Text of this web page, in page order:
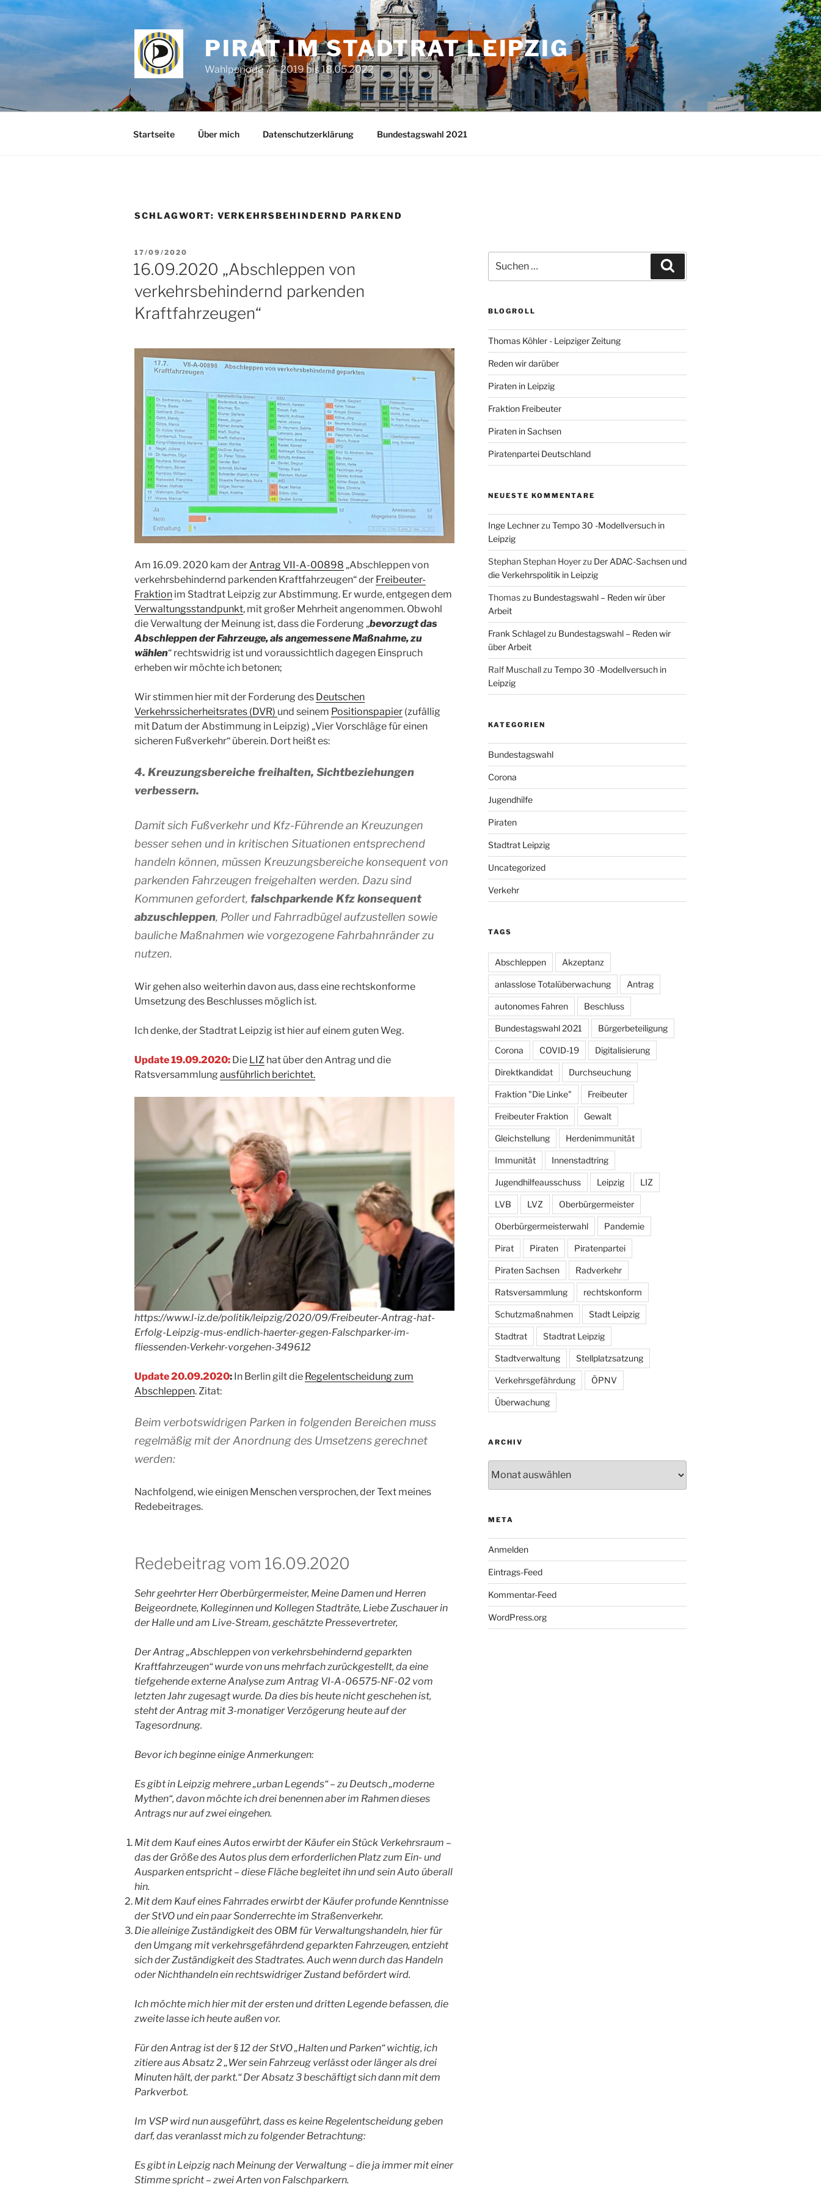
Zum
springen
PIRAT IM STADTRAT LEIPZIG
Wahlperiode 7 – 2019 bis 18.05.2022
Startseite Über mich Datenschutzerklärung Bundestagswahl 2021
SCHLAGWORT: VERKEHRSBEHINDERND PARKEND
VERÖFFENTLICHT
AM
17/09/2020
16.09.2020 „Abschleppen von
verkehrsbehindernd parkenden
Kraftfahrzeugen“
Am 16.09. 2020 kam derAntrag VII-A-00898 „Abschleppen von
verkehrsbehindernd parkenden Kraftfahrzeugen“ der Freibeuter-
Fraktion im Stadtrat Leipzig zur Abstimmung. Er wurde, entgegen dem
Verwaltungsstandpunkt, mit großer Mehrheit angenommen. Obwohl
die Verwaltung der Meinung ist, dass die Forderung „bevorzugt das
Abschleppen der Fahrzeuge, als angemessene Maßnahme, zu
wählen“ rechtswidrig ist und voraussichtlich dagegen Einspruch
erheben wir möchte ich betonen;
Wir stimmen hier mit der Forderung des Deutschen
Verkehrssicherheitsrates (DVR) und seinem Positionspapier (zufällig
mit Datum der Abstimmung in Leipzig) „Vier Vorschläge für einen
sicheren Fußverkehr“ überein. Dort heißt es:
4. Kreuzungsbereiche freihalten, Sichtbeziehungen
verbessern.
Damit sich Fußverkehr und Kfz-Führende an Kreuzungen
besser sehen und in kritischen Situationen entsprechend
handeln können, müssen Kreuzungsbereiche konsequent von
parkenden Fahrzeugen freigehalten werden. Dazu sind
Kommunen gefordert, falschparkende Kfz konsequent
abzuschleppen, Poller und Fahrradbügel aufzustellen sowie
bauliche Maßnahmen wie vorgezogene Fahrbahnränder zu
nutzen.
Wir gehen also weiterhin davon aus, dass eine rechtskonforme
Umsetzung des Beschlusses möglich ist.
Ich denke, der Stadtrat Leipzig ist hier auf einem guten Weg.
Update 19.09.2020: Die LIZ hat über den Antrag und die
Ratsversammlung ausführlich berichtet.
https://www.l-iz.de/politik/leipzig/2020/09/Freibeuter-Antrag-hat-
Erfolg-Leipzig-mus-endlich-haerter-gegen-Falschparker-im-
fliessenden-Verkehr-vorgehen-349612
Update 20.09.2020: In Berlin gilt die Regelentscheidung zum
Abschleppen. Zitat:
Beim verbotswidrigen Parken in folgenden Bereichen muss
regelmäßig mit der Anordnung des Umsetzens gerechnet
werden:
Nachfolgend, wie einigen Menschen versprochen, der Text meines
Redebeitrages.
Redebeitrag vom 16.09.2020
Sehr geehrter Herr Oberbürgermeister, Meine Damen und Herren
Beigeordnete, Kolleginnen und Kollegen Stadträte, Liebe Zuschauer in
der Halle und am Live-Stream, geschätzte Pressevertreter,
Der Antrag „Abschleppen von verkehrsbehindernd geparkten
Kraftfahrzeugen“ wurde von uns mehrfach zurückgestellt, da eine
tiefgehende externe Analyse zum Antrag VI-A-06575-NF-02 vom
letzten Jahr zugesagt wurde. Da dies bis heute nicht geschehen ist,
steht der Antrag mit 3-monatiger Verzögerung heute auf der
Tagesordnung.
Bevor ich beginne einige Anmerkungen:
Es gibt in Leipzig mehrere „urban Legends“ – zu Deutsch „moderne
Mythen“, davon möchte ich drei benennen aber im Rahmen dieses
Antrags nur auf zwei eingehen.
Mit dem Kauf eines Autos erwirbt der Käufer ein Stück Verkehrsraum –
das der Größe des Autos plus dem erforderlichen Platz zum Ein- und
Ausparken entspricht – diese Fläche begleitet ihn und sein Auto überall
hin.
Mit dem Kauf eines Fahrrades erwirbt der Käufer profunde Kenntnisse
der StVO und ein paar Sonderrechte im Straßenverkehr.
Die alleinige Zuständigkeit des OBM für Verwaltungshandeln, hier für
den Umgang mit verkehrsgefährdend geparkten Fahrzeugen, entzieht
sich der Zuständigkeit des Stadtrates. Auch wenn durch das Handeln
oder Nichthandeln ein rechtswidriger Zustand befördert wird.
Ich möchte mich hier mit der ersten und dritten Legende befassen, die
zweite lasse ich heute außen vor.
Für den Antrag ist der § 12 der StVO „Halten und Parken“ wichtig, ich
zitiere aus Absatz 2 „Wer sein Fahrzeug verlässt oder länger als drei
Minuten hält, der parkt.“ Der Absatz 3 beschäftigt sich dann mit dem
Parkverbot.
Im VSP wird nun ausgeführt, dass es keine Regelentscheidung geben
darf, das veranlasst mich zu folgender Betrachtung:
Es gibt in Leipzig nach Meinung der Verwaltung – die ja immer mit einer
Stimme spricht – zwei Arten von Falschparkern.
nach:
BLOGROLL
Thomas Köhler - Leipziger Zeitung
Reden wir darüber
Piraten in Leipzig
Fraktion Freibeuter
Piraten in Sachsen
Piratenpartei Deutschland
NEUESTE KOMMENTARE
Inge Lechnerzu Tempo 30 -Modellversuch in
Leipzig
Stephan Stephan Hoyerzu Der ADAC-Sachsen und
die Verkehrspolitik in Leipzig
Thomaszu Bundestagswahl – Reden wir über
Arbeit
Frank Schlagelzu Bundestagswahl – Reden wir
über Arbeit
Ralf Muschallzu Tempo 30 -Modellversuch in
Leipzig
KATEGORIEN
Bundestagswahl
Corona
Jugendhilfe
Piraten
Stadtrat Leipzig
Uncategorized
Verkehr
TAGS
Abschleppen Akzeptanz
anlasslose Totalüberwachung Antrag
autonomes Fahren Beschluss
Bundestagswahl 2021 Bürgerbeteiligung
Corona COVID-19 Digitalisierung
Direktkandidat Durchseuchung
Fraktion "Die Linke" Freibeuter
Freibeuter Fraktion Gewalt
Gleichstellung Herdenimmunität
Immunität Innenstadtring
Jugendhilfeausschuss Leipzig LIZ
LVB LVZ Oberbürgermeister
Oberbürgermeisterwahl Pandemie
Pirat Piraten Piratenpartei
Piraten Sachsen Radverkehr
Ratsversammlung rechtskonform
Schutzmaßnahmen Stadt Leipzig
Stadtrat Stadtrat Leipzig
Stadtverwaltung Stellplatzsatzung
Verkehrsgefährdung ÖPNV
Überwachung
ARCHIV
META
Anmelden
Eintrags-Feed
Kommentar-Feed
WordPress.org